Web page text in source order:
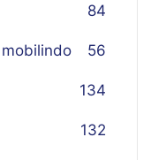
84
56
134
132